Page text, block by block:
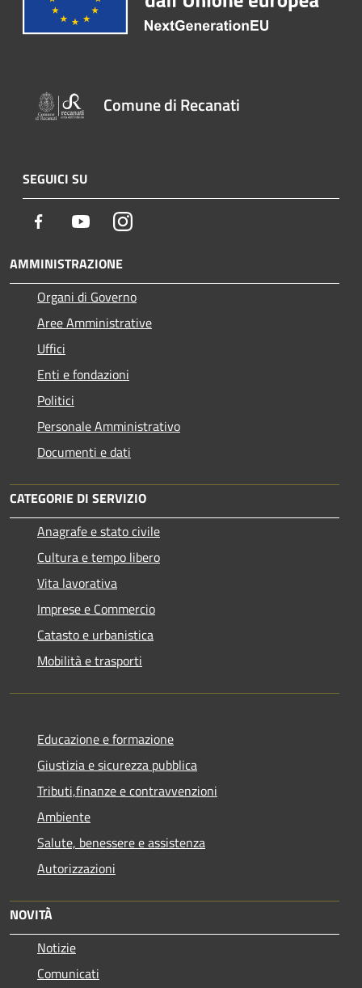
Comune di Recanati
SEGUICI SU
Facebook YoutubeInstagram
AMMINISTRAZIONE
Organi di Governo
Aree Amministrative
Uffici
Enti e fondazioni
Politici
Personale Amministrativo
Documenti e dati
CATEGORIE DI SERVIZIO
Anagrafe e stato civile
Cultura e tempo libero
Vita lavorativa
Imprese e Commercio
Catasto e urbanistica
Mobilità e trasporti
Educazione e formazione
Giustizia e sicurezza pubblica
Tributi,finanze e contravvenzioni
Ambiente
Salute, benessere e assistenza
Autorizzazioni
NOVITÀ
Notizie
Comunicati